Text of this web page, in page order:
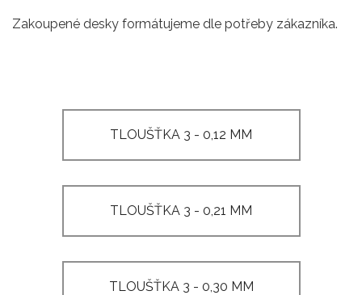
Zakoupené desky formátujeme dle potřeby zákazníka.
TLOUŠŤKA 3 - 0,12 MM
TLOUŠŤKA 3 - 0,21 MM
TLOUŠŤKA 3 - 0,30 MM